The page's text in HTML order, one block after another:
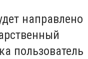
направлено
пользователь